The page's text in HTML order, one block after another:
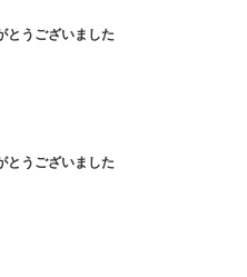
とうございました
とうございました